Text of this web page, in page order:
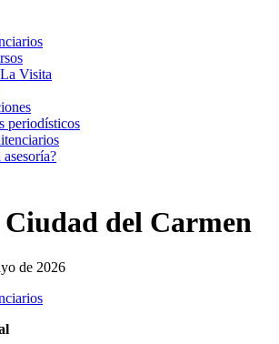
Visita
periodísticos
asesoría?
del Carmen
de 2026